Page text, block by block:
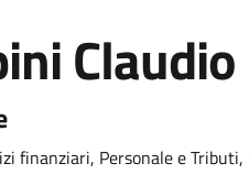
Claudio
finanziari, Personale e